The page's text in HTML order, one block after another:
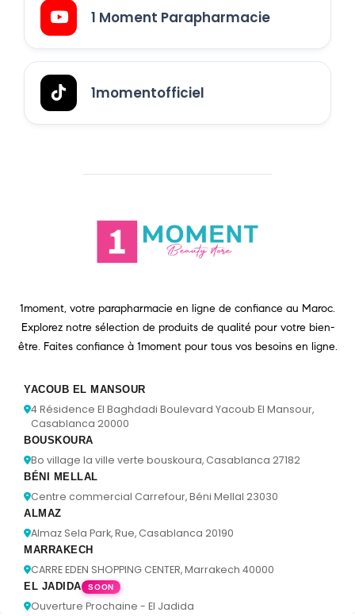
1 Moment Parapharmacie
1momentofficiel
1moment, votre parapharmacie en ligne de confiance au Maroc.
Explorez notre sélection de produits de qualité pour votre bien-
être. Faites confiance à 1moment pour tous vos besoins en ligne.
YACOUB EL MANSOUR
4 Résidence El Baghdadi Boulevard Yacoub El Mansour,
Casablanca 20000
BOUSKOURA
Bo village la ville verte bouskoura, Casablanca 27182
BÉNI MELLAL
Centre commercial Carrefour, Béni Mellal 23030
ALMAZ
Almaz Sela Park, Rue, Casablanca 20190
MARRAKECH
CARRE EDEN SHOPPING CENTER, Marrakech 40000
EL JADIDA SOON
Ouverture Prochaine - El Jadida